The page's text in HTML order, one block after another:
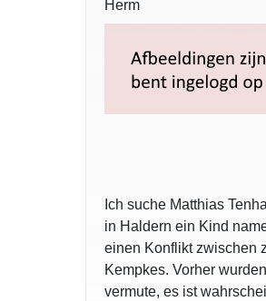
Herm
Ich suche Matthias
in Haldern ein Kind
einen Konflikt zwischen
Kempkes. Vorher
vermute, es ist